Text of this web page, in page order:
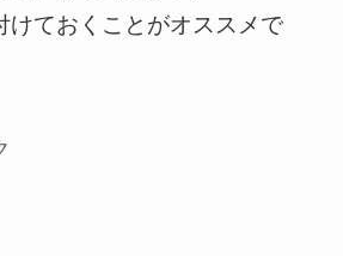
けておくことがオススメで